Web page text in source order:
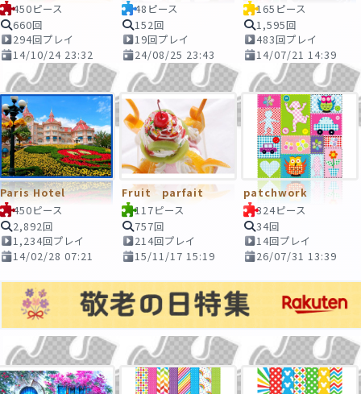
450ピース
660回
294回プレイ
14/10/24 23:32
48ピース
152回
19回プレイ
24/08/25 23:43
165ピース
1,595回
483回プレイ
14/07/21 14:39
Paris Hotel
450ピース
2,892回
1,234回プレイ
14/02/28 07:21
Fruit parfait
117ピース
757回
214回プレイ
15/11/17 15:19
patchwork
324ピース
34回
14回プレイ
26/07/31 13:39